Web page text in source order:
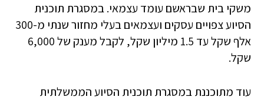
משקי בית שבראשם עומד עצמאי. במסגרת תוכנית
הסיוע צפויים עסקים ועצמאים בעלי מחזור שנתי מ-300
אלף שקל עד 1.5 מיליון שקל, לקבל מענק של 6,000
שקל.
עוד מתוכננת במסגרת תוכנית הסיוע הממשלתית